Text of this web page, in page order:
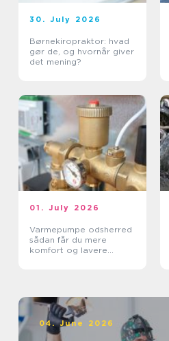
30. July 2026
Børnekiropraktor: hvad
gør de, og hvornår giver
det mening?
01. July 2026
Varmepumpe odsherred
sådan får du mere
komfort og lavere
04. June 2026